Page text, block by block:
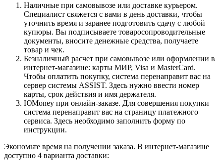
Наличные при самовывозе или доставке курьером.
Специалист свяжется с вами в день доставки, чтобы
уточнить время и заранее подготовить сдачу с любой
купюры. Вы подписываете товаросопроводительные
документы, вносите денежные средства, получаете
товар и чек.
Безналичный расчет при самовывозе или оформлении в
интернет-магазине: карты МИР, Visa и MasterCard.
Чтобы оплатить покупку, система перенаправит вас на
сервер системы ASSIST. Здесь нужно ввести номер
карты, срок действия и имя держателя.
ЮMoney при онлайн-заказе. Для совершения покупки
система перенаправит вас на страницу платежного
сервиса. Здесь необходимо заполнить форму по
инструкции.
Экономьте время на получении заказа. В интернет-магазине
доступно 4 варианта доставки: